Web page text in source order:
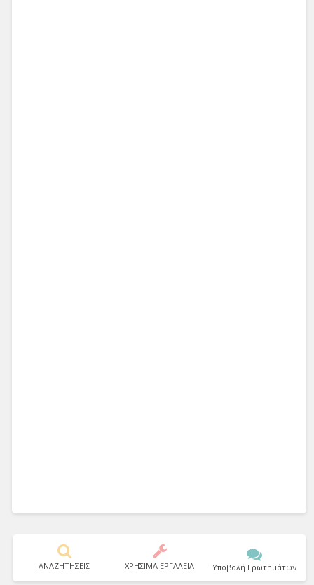
ΑΝΑΖΗΤΗΣΕΙΣ ΧΡΗΣΙΜΑ ΕΡΓΑΛΕΙΑ Υποβολή Ερωτημάτων